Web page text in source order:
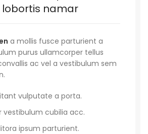
lobortis namar
a mollis fusce parturient a
purus ullamcorper tellus
ac vel a vestibulum sem
vulputate a porta.
vestibulum cubilia acc.
ipsum parturient.